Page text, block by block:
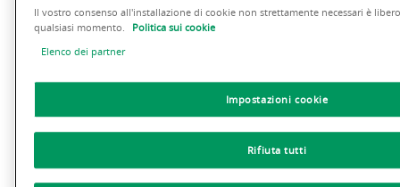
I suddetti MOG sono entrati in vigore dal 6
novembre 2024”.
Il MOG, approvato dal CdA, viene costantemente
aggiornato per adeguarlo alle modifiche della
normativa interna ed esterna e organizzative.
Il vostro consenso all'installazione di cookie non strettamente necessari è
qualsiasi momento.
Politica sui cookie
Elenco dei partner
Impostazioni cookie
Rifiuta tutti